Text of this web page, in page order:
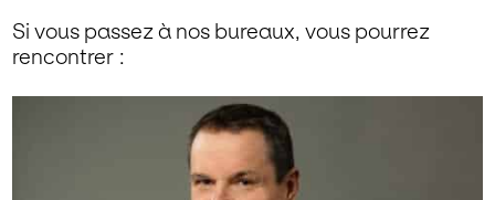
Si vous passez à nos bureaux, vous pourrez
rencontrer :